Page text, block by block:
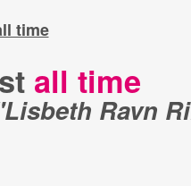
time
all time
Ravn